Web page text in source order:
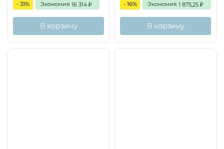
- 31% Экономия 16 314 ₽
В корзину
- 16% Экономия 1 875,25 ₽
В корзину